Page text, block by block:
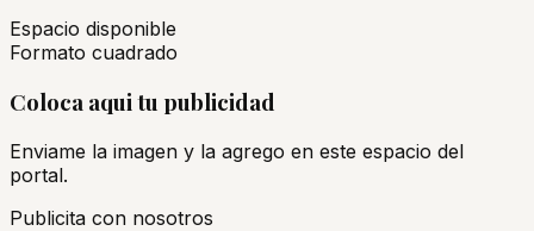
Espacio disponible
Formato cuadrado
Coloca aqui tu publicidad
Enviame la imagen y la agrego en este espacio del
portal.
Publicita con nosotros